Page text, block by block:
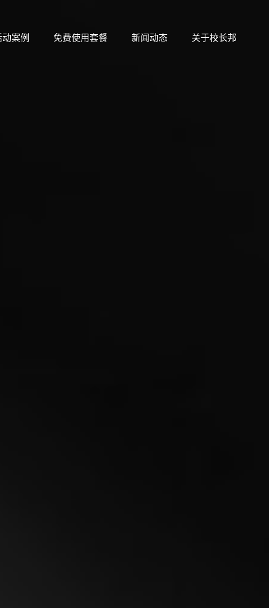
动案例 免费使用套餐 新闻动态 关于校长邦